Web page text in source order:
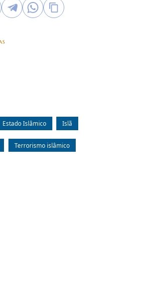
Estado Islâmico Islã
Terrorismo islâmico